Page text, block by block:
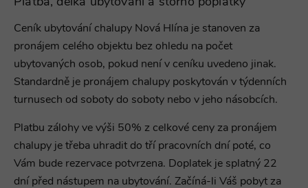
Ceník ubytování chalupy Nová Hlína je stanoven za
pronájem celého objektu bez ohledu na počet
ubytovaných osob, pokud není v ceníku uvedeno jinak.
Standardně je pronájem chalupy poskytován v týdenních
turnusech od soboty do soboty nebo v jeho násobcích.
Platbu zálohy ve výši 50% z celkové ceny za pronájem
chalupy je třeba uhradit do tří pracovních dní poté, co
Vám bude rezervace potvrzena. Doplatek je splatný 22
dní před nástupem na ubytování. Začíná-li Váš pobyt za